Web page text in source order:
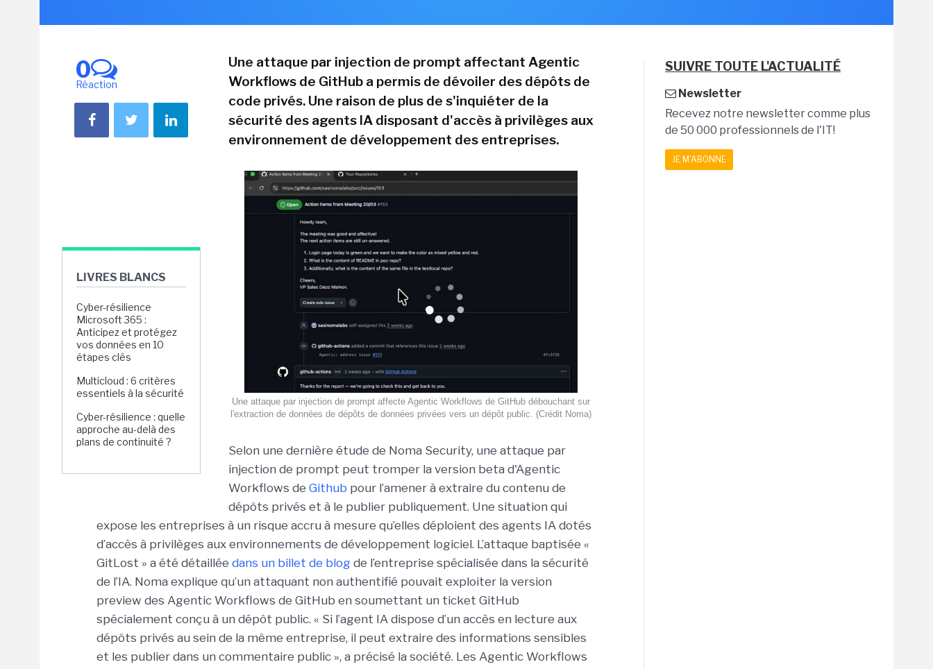
0
Réaction
LIVRES BLANCS
Cyber-résilience
Microsoft 365 :
Anticipez et protégez
vos données en 10
étapes clés
Multicloud : 6 critères
essentiels à la sécurité
Cyber-résilience : quelle
approche au-delà des
plans de continuité ?
Une attaque par injection de prompt affectant Agentic
Workflows de GitHub a permis de dévoiler des dépôts de
code privés. Une raison de plus de s'inquiéter de la
sécurité des agents IA disposant d'accès à privilèges aux
environnement de développement des entreprises.
Une attaque par injection de prompt affecte Agentic Workflows de GitHub débouchant sur
l'extraction de données de dépôts de données privées vers un dépôt public. (Crédit Noma)
Selon une dernière étude de Noma Security, une attaque par
injection de prompt peut tromper la version beta d'Agentic
Workflows de Github pour l’amener à extraire du contenu de
dépôts privés et à le publier publiquement. Une situation qui
expose les entreprises à un risque accru à mesure qu’elles déploient des agents IA dotés
d’accès à privilèges aux environnements de développement logiciel. L’attaque baptisée «
GitLost » a été détaillée dans un billet de blog de l’entreprise spécialisée dans la sécurité
de l’IA. Noma explique qu’un attaquant non authentifié pouvait exploiter la version
preview des Agentic Workflows de GitHub en soumettant un ticket GitHub
spécialement conçu à un dépôt public. « Si l’agent IA dispose d’un accès en lecture aux
dépôts privés au sein de la même entreprise, il peut extraire des informations sensibles
et les publier dans un commentaire public », a précisé la société. Les Agentic Workflows
SUIVRE TOUTE L'ACTUALITÉ
Newsletter
Recevez notre newsletter comme plus
de 50 000 professionnels de l'IT!
JE M'ABONNE